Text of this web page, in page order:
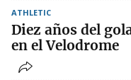
ATHLETIC
Diez años del
en el Velodrome